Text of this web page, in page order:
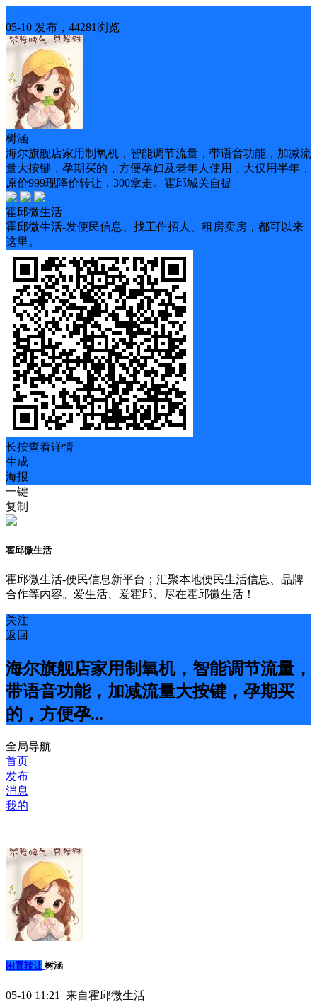
05-10 发布，44281浏览
树涵
海尔旗舰店家用制氧机，智能调节流量，带语音功能，加减流
量大按键，孕期买的，方便孕妇及老年人使用，大仅用半年，
原价999现降价转让，300拿走。霍邱城关自提
霍邱微生活
霍邱微生活-发便民信息、找工作招人、租房卖房，都可以来
这里。
长按查看详情
生成
海报
一键
复制
霍邱微生活
霍邱微生活-便民信息新平台；汇聚本地便民生活信息、品牌
合作等内容。爱生活、爱霍邱、尽在霍邱微生活！
关注
返回
海尔旗舰店家用制氧机，智能调节流量，
带语音功能，加减流量大按键，孕期买
的，方便孕...
全局导航
首页
发布
消息
我的
闲置转让 树涵
05-10 11:21 来自霍邱微生活